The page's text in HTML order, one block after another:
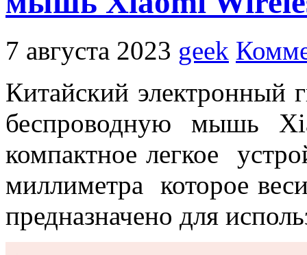
7 августа 2023 geek
Китайский электронный
беспроводную мышь
компактное легкое
миллиметра которое
предназначено для